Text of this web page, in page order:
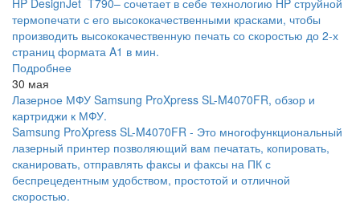
HP DesignJet T790– сочетает в себе технологию HP струйной
термопечати с его высококачественными красками, чтобы
производить высококачественную печать со скоростью до 2-х
страниц формата A1 в мин.
Подробнее
30 мая
Лазерное МФУ Samsung ProXpress SL-M4070FR, обзор и
картриджи к МФУ.
Samsung ProXpress SL-M4070FR - Это многофункциональный
лазерный принтер позволяющий вам печатать, копировать,
сканировать, отправлять факсы и факсы на ПК с
беспрецедентным удобством, простотой и отличной
скоростью.